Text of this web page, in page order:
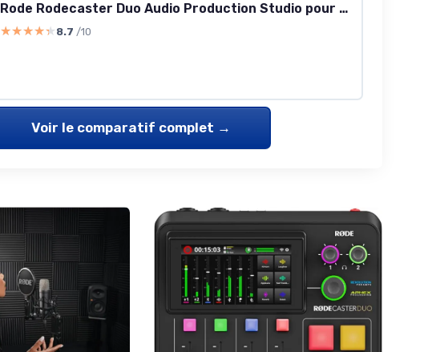
Rode Rodecaster Duo Audio Production Studio pour podcasts, streaming, création de contenu + microphone Podmic + câble XLR Keepdrum
★★★★★
★★★★★ 8.7 /10
Voir le comparatif complet →